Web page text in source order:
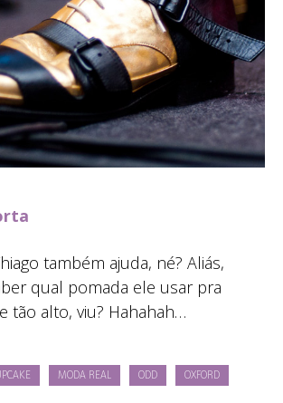
também ajuda, né? Aliás,
qual pomada ele usar pra
tão alto, viu? Hahahah…
MODA REAL ODD OXFORD